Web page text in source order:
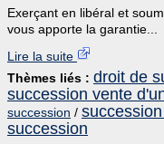
Exerçant en libéral et
vous apporte la garantie...
Lire la suite
Thèmes liés : droit de
succession vente
succession /
succession